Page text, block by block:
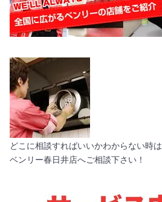
どこに相談すればいいかわからない時は
ベンリー春日井店へご相談下さい！